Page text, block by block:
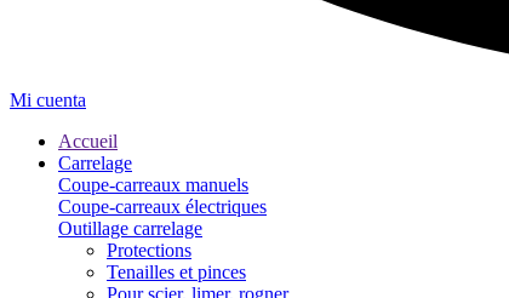
Mi cuenta
Accueil
Carrelage
Coupe-carreaux manuels
Coupe-carreaux électriques
Outillage carrelage
Protections
Tenailles et pinces
Pour scier, limer, rogner